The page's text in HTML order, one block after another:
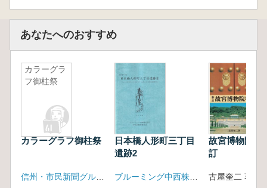
あなたへのおすすめ
カラーグラ
フ御柱祭
カラーグラフ御柱祭
日本橋人形町三丁目
遺跡2
故宮博物院
訂
古屋奎二 著